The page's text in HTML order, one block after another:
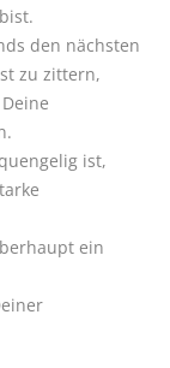
den nächsten
zu zittern,
ist,
ein